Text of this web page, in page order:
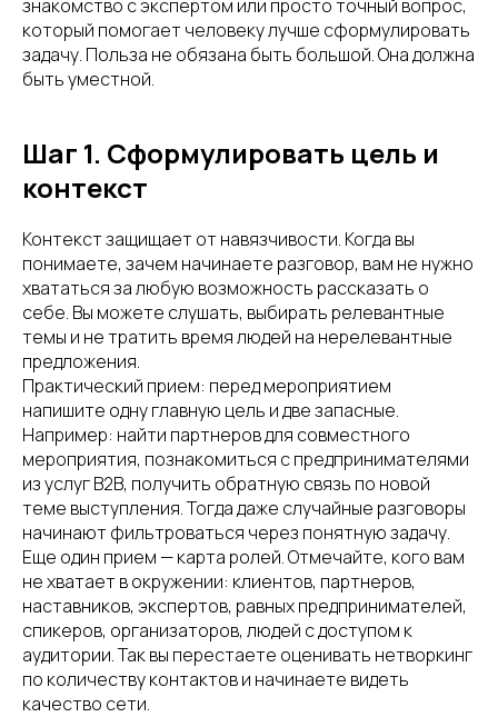
знакомство с экспертом или просто точный вопрос,
который помогает человеку лучше сформулировать
задачу. Польза не обязана быть большой. Она должна
быть уместной.
Шаг 1. Сформулировать цель и
контекст
Контекст защищает от навязчивости. Когда вы
понимаете, зачем начинаете разговор, вам не нужно
хвататься за любую возможность рассказать о
себе. Вы можете слушать, выбирать релевантные
темы и не тратить время людей на нерелевантные
предложения.
Практический прием: перед мероприятием
напишите одну главную цель и две запасные.
Например: найти партнеров для совместного
мероприятия, познакомиться с предпринимателями
из услуг B2B, получить обратную связь по новой
теме выступления. Тогда даже случайные разговоры
начинают фильтроваться через понятную задачу.
Еще один прием — карта ролей. Отмечайте, кого вам
не хватает в окружении: клиентов, партнеров,
наставников, экспертов, равных предпринимателей,
спикеров, организаторов, людей с доступом к
аудитории. Так вы перестаете оценивать нетворкинг
по количеству контактов и начинаете видеть
качество сети.